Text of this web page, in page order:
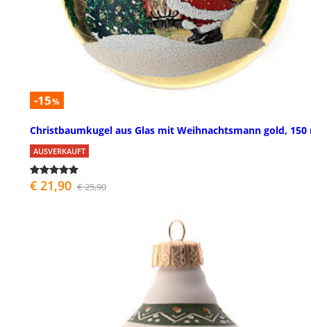
-15%
Christbaumkugel aus Glas mit Weihnachtsmann gold, 150
AUSVERKAUFT
€ 21,90 € 25,90